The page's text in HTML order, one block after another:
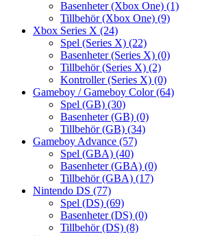
Basenheter (Xbox One) (1)
Tillbehör (Xbox One) (9)
Xbox Series X (24)
Spel (Series X) (22)
Basenheter (Series X) (0)
Tillbehör (Series X) (2)
Kontroller (Series X) (0)
Gameboy / Gameboy Color(64)
Spel (GB) (30)
Basenheter (GB) (0)
Tillbehör (GB) (34)
Gameboy Advance (57)
Spel (GBA) (40)
Basenheter (GBA) (0)
Tillbehör (GBA) (17)
Nintendo DS (77)
Spel (DS) (69)
Basenheter (DS) (0)
Tillbehör (DS) (8)